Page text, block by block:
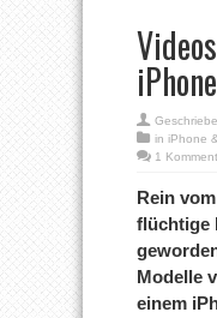
in iPhone
1
Rein
flüchtige
Modelle
einem